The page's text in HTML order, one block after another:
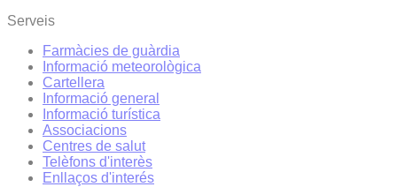
Serveis
Farmàcies de guàrdia
Informació meteorològica
Cartellera
Informació general
Informació turística
Associacions
Centres de salut
Telèfons d'interès
Enllaços d'interés